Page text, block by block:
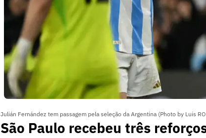
Julián Fernández tem passagem pela seleção da Argentina (Photo by Luis
São Paulo recebeu três